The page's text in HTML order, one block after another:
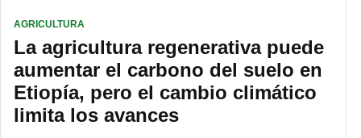
AGRICULTURA
La agricultura regenerativa puede
aumentar el carbono del suelo en
Etiopía, pero el cambio climático
limita los avances